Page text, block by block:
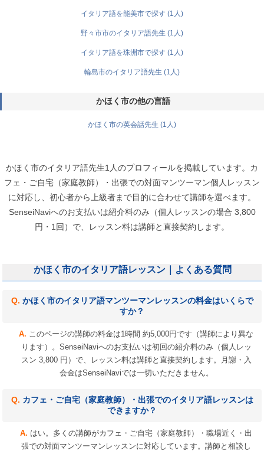
イタリア語を能美市で探す (1人)
野々市市のイタリア語先生 (1人)
イタリア語を珠洲市で探す (1人)
輪島市のイタリア語先生 (1人)
かほく市の他の言語
かほく市の英会話先生 (1人)
かほく市のイタリア語先生1人のプロフィールを掲載しています。カ
フェ・ご自宅（家庭教師）・出張での対面マンツーマン個人レッスン
に対応し、初心者から上級者まで目的に合わせて講師を選べます。
SenseiNaviへのお支払いは紹介料のみ（個人レッスンの場合 3,800
円・1回）で、レッスン料は講師と直接契約します。
かほく市のイタリア語レッスン｜よくある質問
かほく市のイタリア語マンツーマンレッスンの料金はいくらで
すか？
このページの講師の料金は1時間 約5,000円です（講師により異な
ります）。SenseiNaviへのお支払いは初回の紹介料のみ（個人レッ
スン 3,800 円）で、レッスン料は講師と直接契約します。月謝・入
会金はSenseiNaviでは一切いただきません。
カフェ・ご自宅（家庭教師）・出張でのイタリア語レッスンは
できますか？
はい。多くの講師がカフェ・ご自宅（家庭教師）・職場近く・出
張での対面マンツーマンレッスンに対応しています。講師と相談し